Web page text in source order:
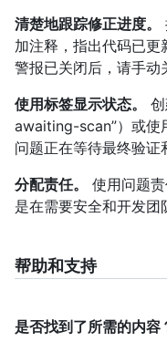
清楚地跟踪修正进度。
加注释，指出代码已
警报已关闭后，请手动
使用标签显示状态。
awaiting-scan”）或使
问题正在等待最终验证
分配责任。
使用问题
是在需要安全和开发团
帮助和支持
是否找到了所需的内容